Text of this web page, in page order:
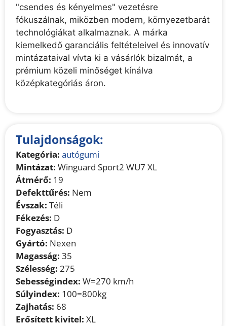
"csendes és kényelmes" vezetésre
fókuszálnak, miközben modern, környezetbarát
technológiákat alkalmaznak. A márka
kiemelkedő garanciális feltételeivel és innovatív
mintázataival vívta ki a vásárlók bizalmát, a
prémium közeli minőséget kínálva
középkategóriás áron.
Tulajdonságok:
Kategória: autógumi
Mintázat: Winguard Sport2 WU7 XL
Átmérő: 19
Defekttűrés: Nem
Évszak: Téli
Fékezés: D
Fogyasztás: D
Gyártó: Nexen
Magasság: 35
Szélesség: 275
Sebességindex: W=270 km/h
Súlyindex: 100=800kg
Zajhatás: 68
Erősített kivitel: XL